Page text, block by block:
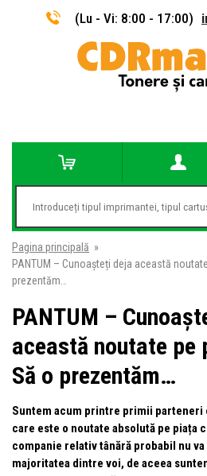
(Lu - Vi: 8:00 - 17:00)
Pagina principală »
PANTUM – Cunoașteți deja această
prezentăm…
PANTUM –
această noutate pe
Să o prezentăm…
Suntem acum printre primii parteneri
care este o noutate absolută pe piața
companie relativ tânără probabil nu
majoritatea dintre voi, de aceea